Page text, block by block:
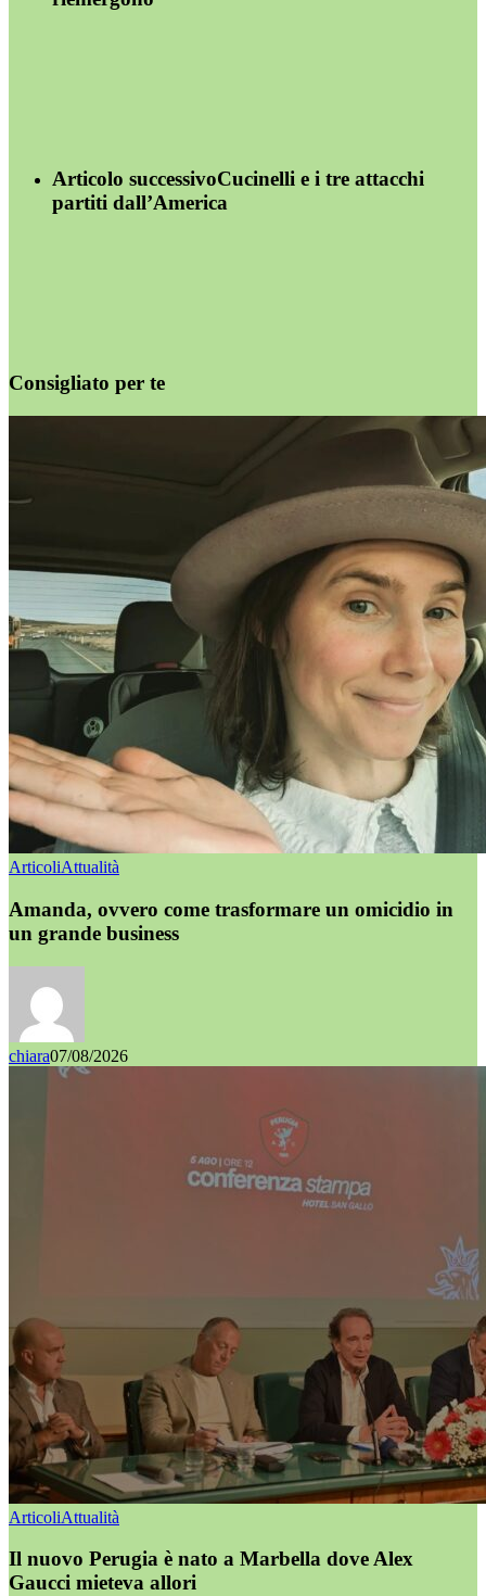
Articolo successivoCucinelli e i tre attacchi
partiti dall’America
Consigliato per te
ArticoliAttualità
Amanda, ovvero come trasformare un omicidio in
un grande business
chiara07/08/2026
ArticoliAttualità
Il nuovo Perugia è nato a Marbella dove Alex
Gaucci mieteva allori